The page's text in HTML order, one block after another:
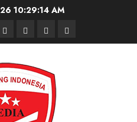
10:29:15 AM
Hukum
dan
Kriminal
Pendidikan
Box
Redaksi
Iklan